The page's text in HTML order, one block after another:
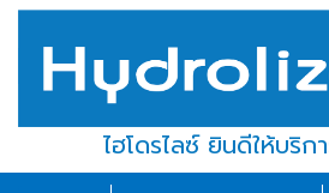
ไฮโดรไลซ์ ยินดีให้บริก